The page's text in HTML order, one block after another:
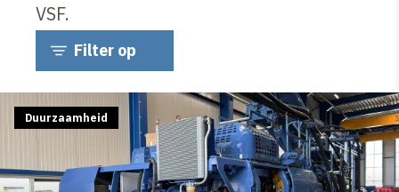
VSF.
Filter op
Duurzaamheid